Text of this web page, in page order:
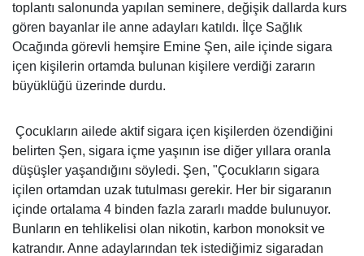
toplantı salonunda yapılan seminere, değişik dallarda kurs
gören bayanlar ile anne adayları katıldı. İlçe Sağlık
Ocağında görevli hemşire Emine Şen, aile içinde sigara
içen kişilerin ortamda bulunan kişilere verdiği zararın
büyüklüğü üzerinde durdu.
Çocukların ailede aktif sigara içen kişilerden özendiğini
belirten Şen, sigara içme yaşının ise diğer yıllara oranla
düşüşler yaşandığını söyledi. Şen, "Çocukların sigara
içilen ortamdan uzak tutulması gerekir. Her bir sigaranın
içinde ortalama 4 binden fazla zararlı madde bulunuyor.
Bunların en tehlikelisi olan nikotin, karbon monoksit ve
katrandır. Anne adaylarından tek istediğimiz sigaradan